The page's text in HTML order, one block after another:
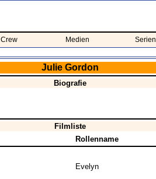
Crew Medien Serien
Julie Gordon
Biografie
Filmliste
Rollenname
Evelyn